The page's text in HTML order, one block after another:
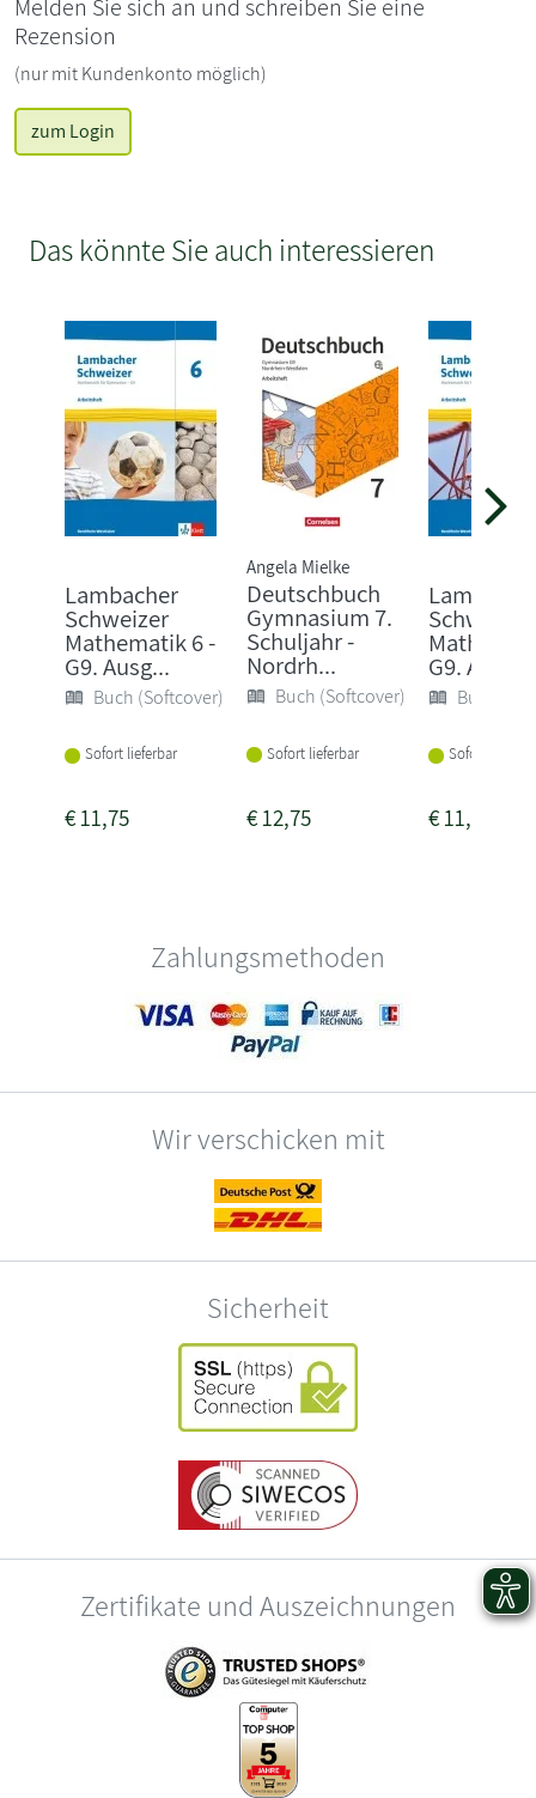
Melden Sie sich an und schreiben Sie eine
Rezension
(nur mit Kundenkonto möglich)
zum Login
Das könnte Sie auch interessieren
Lambacher
Schweizer
Mathematik 6 -
G9. Ausg...
Buch (Softcover)
Sofort lieferbar
€11,75
Angela Mielke
Deutschbuch
Gymnasium 7.
Schuljahr -
Nordrh...
Buch (Softcover)
Sofort lieferbar
€12,75
Schweizer
G9. Arbe...
Buch
Sofort
€11,75
Zahlungsmethoden
Wir verschicken mit
Sicherheit
Zertifikate und Auszeichnungen